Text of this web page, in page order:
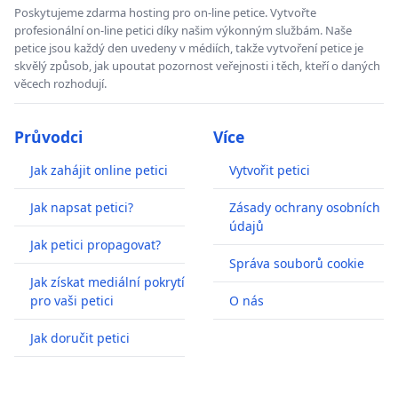
Poskytujeme zdarma hosting pro on-line petice. Vytvořte
profesionální on-line petici díky našim výkonným službám. Naše
petice jsou každý den uvedeny v médiích, takže vytvoření petice je
skvělý způsob, jak upoutat pozornost veřejnosti i těch, kteří o daných
věcech rozhodují.
Průvodci
Jak zahájit online petici
Jak napsat petici?
Jak petici propagovat?
Jak získat mediální pokrytí
pro vaši petici
Jak doručit petici
Více
Vytvořit petici
Zásady ochrany osobních
údajů
Správa souborů cookie
O nás